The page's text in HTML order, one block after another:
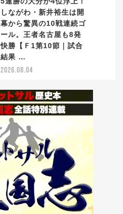
しながわ・新井裕生は開
幕から驚異の10戦連続ゴ
ール。王者名古屋も8発
快勝【Ｆ1第10節｜試合
結果 …
2026.08.04